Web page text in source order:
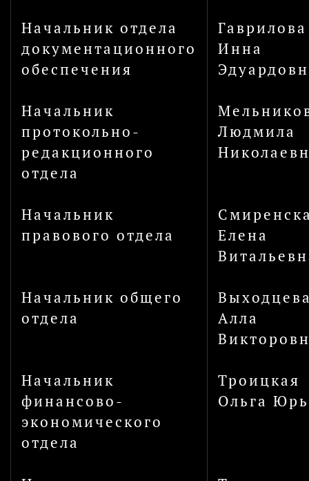
Начальник отдела
документационного
обеспечения
Гаврилова
Инна
Начальник
протокольно-
редакционного
отдела
Людмила
Начальник
правового отдела
Елена
Начальник общего
отдела
Алла
Начальник
финансово-
экономического
отдела
Троицкая
Ольга